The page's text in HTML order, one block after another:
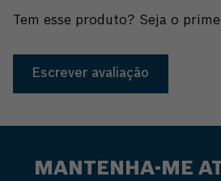
Tem esse produto? Seja o
Escrever avaliação
MANTENHA-ME